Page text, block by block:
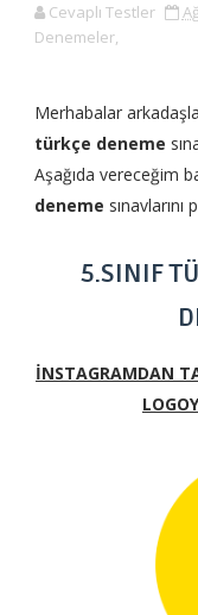
Cevaplı Testler
Denemeler,
Merhabalar
türkçe deneme
Aşağıda vereceğim
deneme
5.SINIF
İNSTAGRAMDAN